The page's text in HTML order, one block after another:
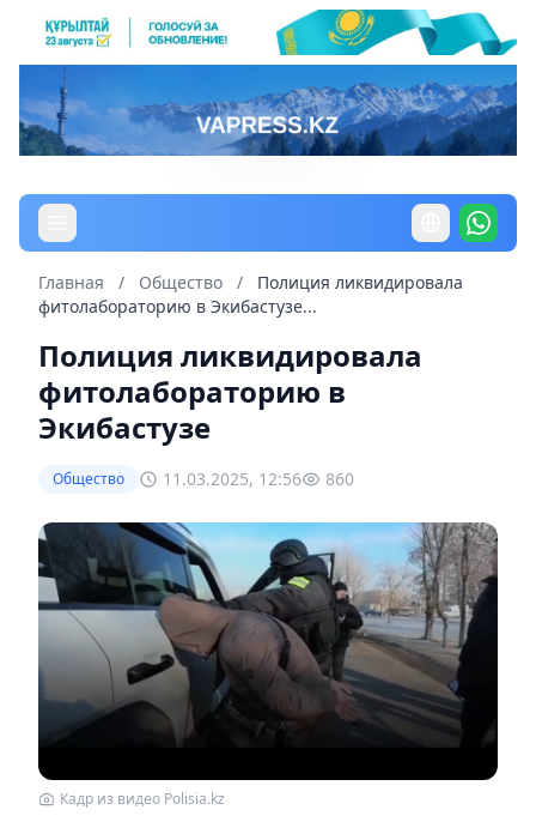
Главная / Общество /
Полиция ликвидировала
фитолабораторию в Экибастузе...
Полиция ликвидировала
фитолабораторию в
Экибастузе
Общество 11.03.2025, 12:56 860
Кадр из видео Polisia.kz